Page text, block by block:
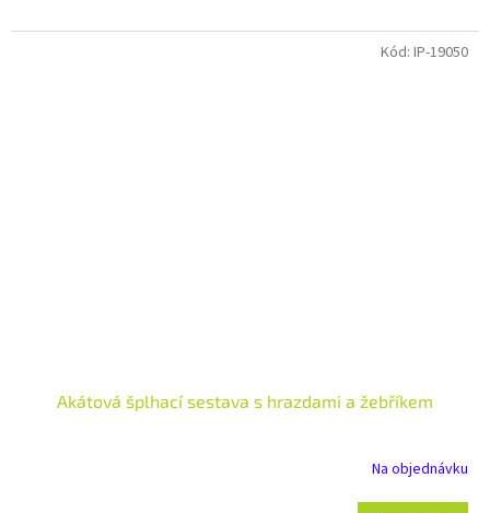
Akátová šplhací sestava s hrazdami a žebříkem
Na objednávku
Kód: IP-19050